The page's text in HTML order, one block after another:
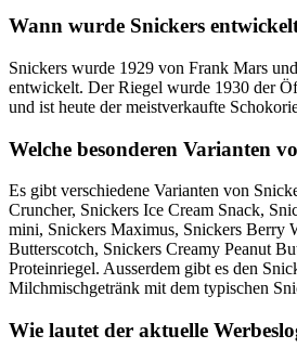
Wann wurde Snickers
Snickers wurde 1929 von Frank Mars
entwickelt. Der Riegel wurde 1930 der
und ist heute der meistverkaufte
Welche besonderen Varianten
Es gibt verschiedene Varianten von
Cruncher, Snickers Ice Cream Snack,
mini, Snickers Maximus, Snickers Berry
Butterscotch, Snickers Creamy Peanut
Proteinriegel. Ausserdem gibt es den
Milchmischgetränk mit dem typischen
Wie lautet der aktuelle